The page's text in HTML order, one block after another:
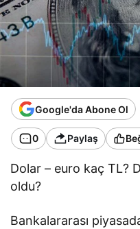
Google'da Abone Ol
0 Paylaş
Dolar – euro kaç TL?
oldu?
Bankalararası